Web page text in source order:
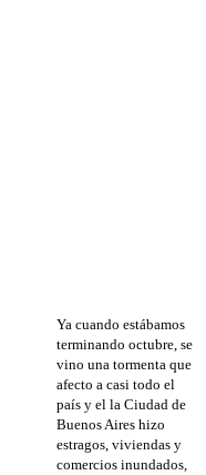
Ya cuando estábamos
terminando octubre, se
vino una tormenta que
afecto a casi todo el
país y el la Ciudad de
Buenos Aires hizo
estragos, viviendas y
comercios inundados,